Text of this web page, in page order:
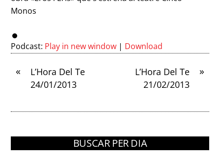
Monos
Podcast: Play in new window | Download
«
L’Hora Del Te
24/01/2013
»
L’Hora Del Te
21/02/2013
BUSCAR PER DIA